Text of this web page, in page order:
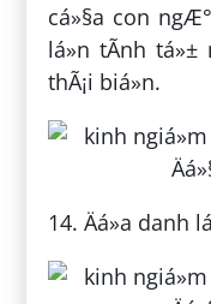
cá»§a con
lá»n tÃ­nh tá»±
thÃ¡i biá»n.
14. Äá»a danh